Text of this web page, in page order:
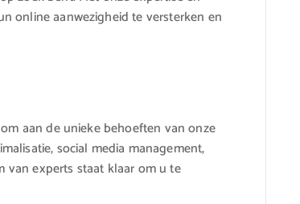
online aanwezigheid te versterken en
aan de unieke behoeften van onze
social media management,
van experts staat klaar om u te